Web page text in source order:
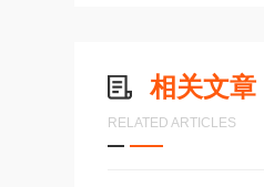
相关文章
RELATED ARTICLES